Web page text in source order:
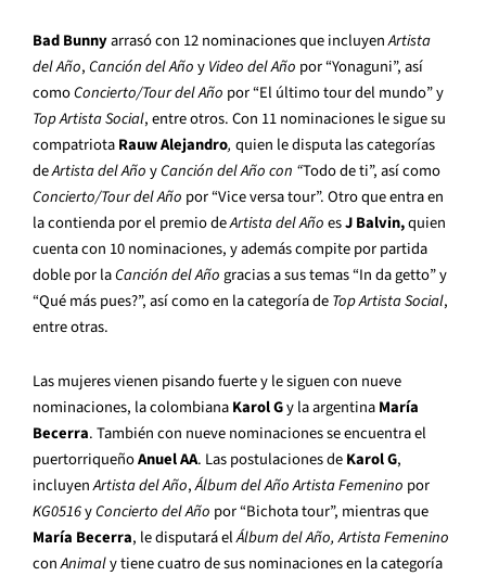
Bad Bunnyarrasó con 12 nominaciones que incluyenArtista
del Año,Canción del AñoyVideo del Año por “Yonaguni”, así
comoConcierto/Tour del Año por “El último tour del mundo” y
Top Artista Social, entre otros. Con 11 nominaciones le sigue su
compatriotaRauw Alejandro, quien le disputa las categorías
deArtista del AñoyCanción del Año con “Todo de ti”, así como
Concierto/Tour del Año por “Vice versa tour”.Otro que entra en
la contienda por el premio deArtista del AñoesJ Balvin,quien
cuenta con 10 nominaciones, y además compite por partida
doble por laCanción del Añogracias a sus temas “In da getto” y
“Qué más pues?”, así como en la categoría deTop Artista Social,
entre otras.
Las mujeres vienen pisando fuerte y le siguen con nueve
nominaciones, la colombianaKarol Gy la argentinaMaría
Becerra. También con nueve nominaciones se encuentra el
puertorriqueñoAnuel AA. Las postulaciones deKarol G,
incluyenArtista del Año,Álbum del Año Artista Femenino por
KG0516yConcierto del Año por “Bichota tour”, mientras que
María Becerra, le disputará elÁlbum del Año, Artista Femenino
conAnimaly tiene cuatro de sus nominaciones en la categoría